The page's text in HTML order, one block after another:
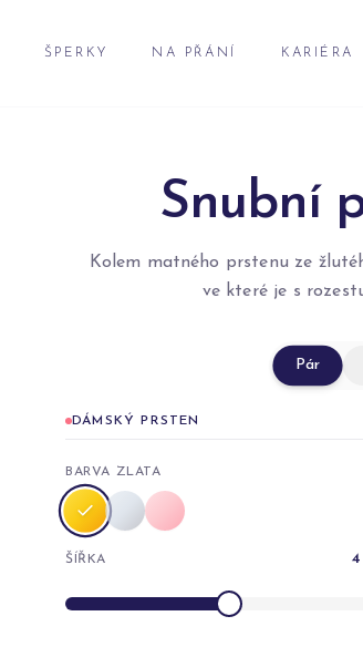
ŠPERKY NA PŘÁNÍ KARIÉRA
Snubní
Kolem matného prstenu ze
ve které je s
Pár
DÁMSKÝ PRSTEN
BARVA ZLATA
ŠÍŘKA 4